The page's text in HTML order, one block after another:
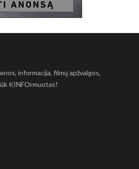
informacija, filmų apžvalgos,
KINFOrmuotas!